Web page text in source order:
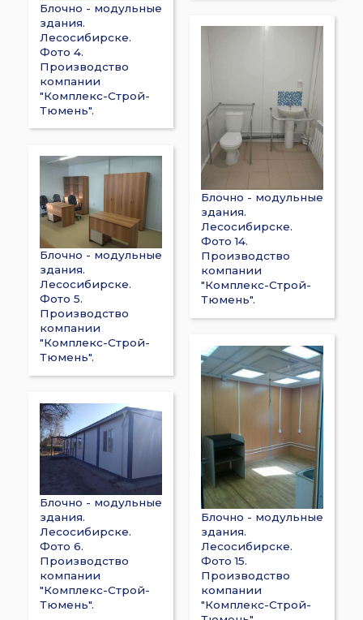
Блочно - модульные
здания.
Лесосибирске.
Фото 4.
Производство
компании
"Комплекс-Строй-
Тюмень".
Блочно - модульные
здания.
Лесосибирске.
Фото 5.
Производство
компании
"Комплекс-Строй-
Тюмень".
Блочно - модульные
здания.
Лесосибирске.
Фото 6.
Производство
компании
"Комплекс-Строй-
Тюмень".
Блочно - модульные
здания.
Лесосибирске.
Фото 14.
Производство
компании
"Комплекс-Строй-
Тюмень".
Блочно - модульные
здания.
Лесосибирске.
Фото 15.
Производство
компании
"Комплекс-Строй-